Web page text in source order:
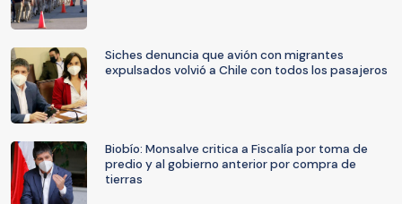
Siches denuncia que avión con migrantes
expulsados volvió a Chile con todos los pasajeros
Biobío: Monsalve critica a Fiscalía por toma de
predio y al gobierno anterior por compra de
tierras